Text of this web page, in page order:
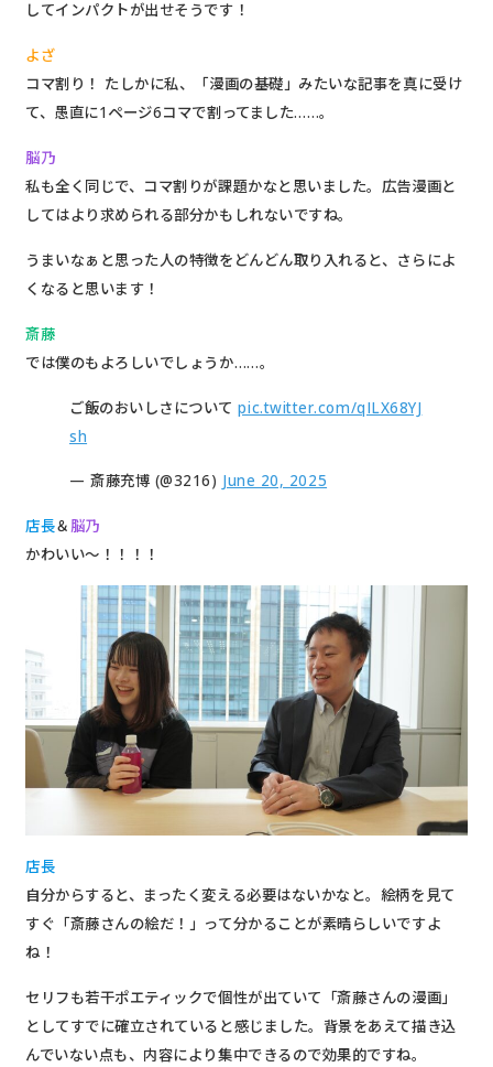
してインパクトが出せそうです！
よざ
コマ割り！ たしかに私、「漫画の基礎」みたいな記事を真に受け
て、愚直に1ページ6コマで割ってました……。
脳乃
私も全く同じで、コマ割りが課題かなと思いました。広告漫画と
してはより求められる部分かもしれないですね。
うまいなぁと思った人の特徴をどんどん取り入れると、さらによ
くなると思います！
斎藤
では僕のもよろしいでしょうか……。
ご飯のおいしさについてpic.twitter.com/qILX68YJ
sh
— 斎藤充博 (@3216) June 20, 2025
店長＆ 脳乃
かわいい〜！！！！
店長
自分からすると、まったく変える必要はないかなと。絵柄を見て
すぐ「斎藤さんの絵だ！」って分かることが素晴らしいですよ
ね！
セリフも若干ポエティックで個性が出ていて「斎藤さんの漫画」
としてすでに確立されていると感じました。背景をあえて描き込
んでいない点も、内容により集中できるので効果的ですね。